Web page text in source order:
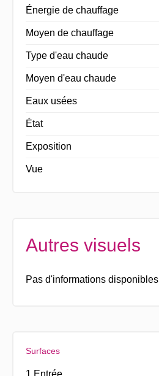
Énergie de chauffage
Moyen de chauffage
Type d'eau chaude
Moyen d'eau chaude
Eaux usées
État
Exposition
Vue
Autres visuels
Pas d'informations disponibles
Surfaces
1 Entrée